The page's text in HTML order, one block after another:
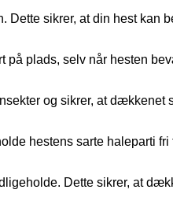
sikrer, at din hest kan
plads, selv når hesten
og sikrer, at dækkenet
hestens sarte haleparti
Dette sikrer, at